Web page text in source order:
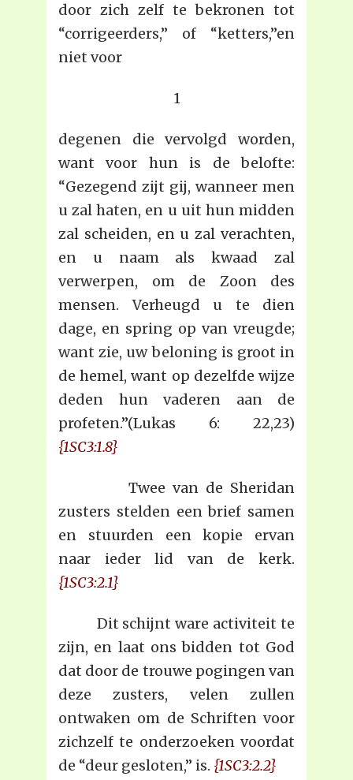
door zich zelf te bekronen tot
“corrigeerders,” of “ketters,”en
niet voor
1
degenen die vervolgd worden,
want voor hun is de belofte:
“Gezegend zijt gij, wanneer men
u zal haten, en u uit hun midden
zal scheiden, en u zal verachten,
en u naam als kwaad zal
verwerpen, om de Zoon des
mensen. Verheugd u te dien
dage, en spring op van vreugde;
want zie, uw beloning is groot in
de hemel, want op dezelfde wijze
deden hun vaderen aan de
profeten.”(Lukas 6: 22,23)
{1SC3:1.8}
Twee van de Sheridan
zusters stelden een brief samen
en stuurden een kopie ervan
naar ieder lid van de kerk.
{1SC3:2.1}
Dit schijnt ware activiteit te
zijn, en laat ons bidden tot God
dat door de trouwe pogingen van
deze zusters, velen zullen
ontwaken om de Schriften voor
zichzelf te onderzoeken voordat
de “deur gesloten,” is. {1SC3:2.2}